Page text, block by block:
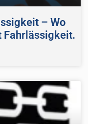
– Wo
Fahrlässigkeit.